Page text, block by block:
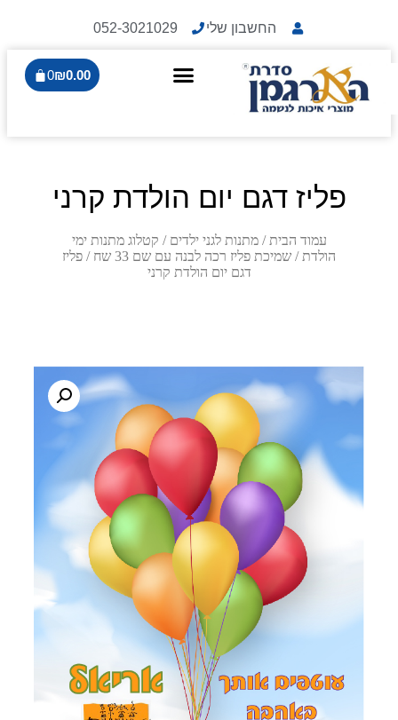
החשבון שלי 052-3021029
₪0.00
0
פליז דגם יום הולדת קרני
עמוד הבית /מתנות לגני ילדים / קטלוג מתנות ימי
הולדת / שמיכת פליז רכה לבנה עם שם 33 שח
/ פליז
דגם יום הולדת קרני